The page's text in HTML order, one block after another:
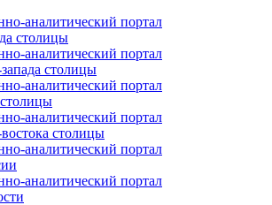
аналитический портал
столицы
аналитический портал
столицы
аналитический портал
аналитический портал
столицы
аналитический портал
аналитический портал